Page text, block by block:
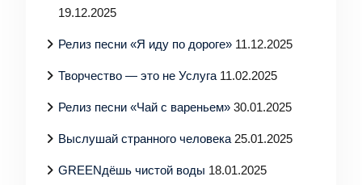
19.12.2025
Релиз песни «Я иду по дороге» 11.12.2025
Творчество — это не Услуга 11.02.2025
Релиз песни «Чай с вареньем» 30.01.2025
Выслушай странного человека 25.01.2025
GREENдёшь чистой воды 18.01.2025